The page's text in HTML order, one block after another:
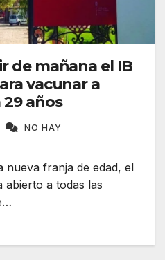
de mañana el IB
vacunar a
29 años
NO HAY
nueva franja de edad, el
abierto a todas las